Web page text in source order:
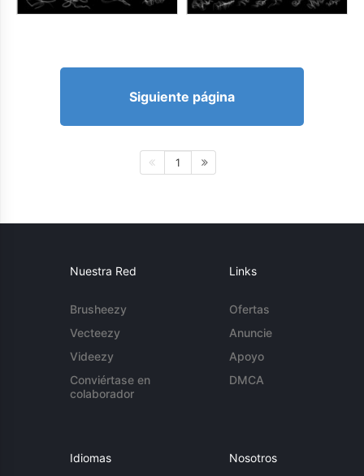
Siguiente página
1
Nuestra Red
Brusheezy
Vecteezy
Videezy
Conviértase en
colaborador
Links
Ofertas
Anuncie
Apoyo
DMCA
Idiomas Nosotros